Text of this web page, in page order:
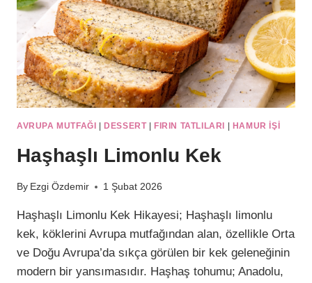
AVRUPA MUTFAĞI |DESSERT|FIRIN TATLILARI | HAMUR IŞI
Haşhaşlı Limonlu Kek
By Ezgi Özdemir 1 Şubat 2026
Haşhaşlı Limonlu Kek Hikayesi; Haşhaşlı limonlu
kek, köklerini Avrupa mutfağından alan, özellikle Orta
ve Doğu Avrupa’da sıkça görülen bir kek geleneğinin
modern bir yansımasıdır. Haşhaş tohumu; Anadolu,